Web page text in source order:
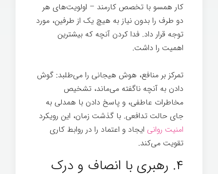
کار همسو با تخصص کارمند – اولویت‌های هر
دو طرف را بدون نیاز به هیچ یک از طرفین، مورد
توجه قرار داد. فدا کردن آنچه که بیشترین
اهمیت را داشت.
تمرکز بر منافع، هوش هیجانی را می‌طلبد: گوش
دادن به آنچه ناگفته می‌ماند، تشخیص
مخاطرات عاطفی، و پاسخ دادن با همدلی به
جای حالت تدافعی. با گذشت زمان، این رویکرد
امنیت روانی ایجاد و اعتماد را در روابط کاری
تقویت می‌کند.
۴. رهبری با انصاف و درک